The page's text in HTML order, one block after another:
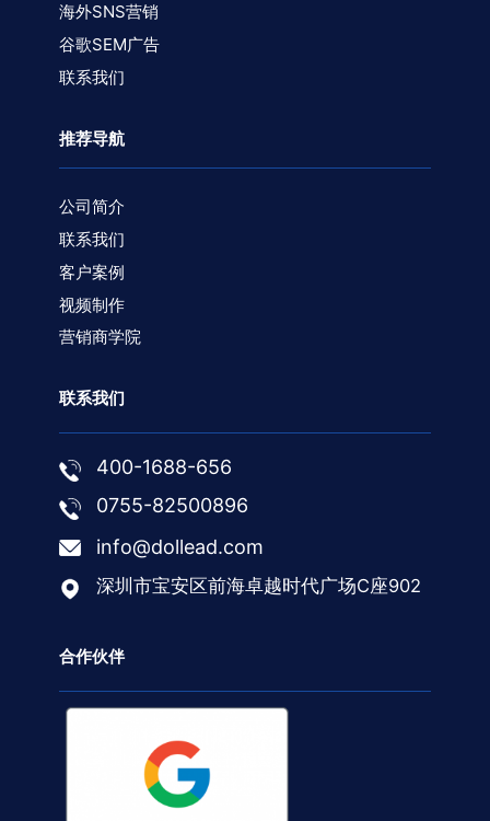
海外SNS营销
谷歌SEM广告
联系我们
推荐导航
公司简介
联系我们
客户案例
视频制作
营销商学院
联系我们
400-1688-656
0755-82500896
info@dollead.com
深圳市宝安区前海卓越时代广场C座902
合作伙伴